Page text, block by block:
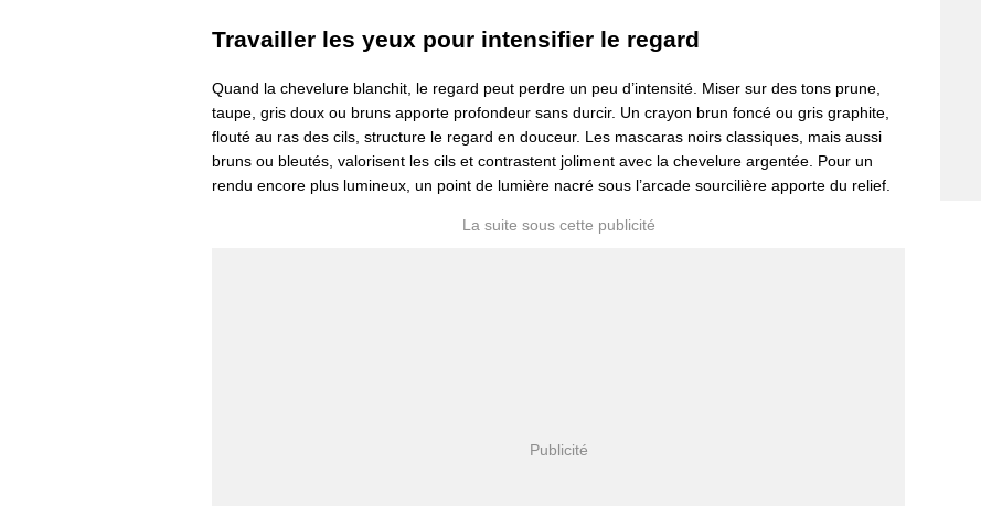
Travailler les yeux pour intensifier le regard
Quand la chevelure blanchit, le regard peut perdre un peu d’intensité. Miser sur des tons prune,
taupe, gris doux ou bruns apporte profondeur sans durcir. Un crayon brun foncé ou gris graphite,
flouté au ras des cils, structure le regard en douceur. Les mascaras noirs classiques, mais aussi
bruns ou bleutés, valorisent les cils et contrastent joliment avec la chevelure argentée. Pour un
rendu encore plus lumineux, un point de lumière nacré sous l’arcade sourcilière apporte du relief.